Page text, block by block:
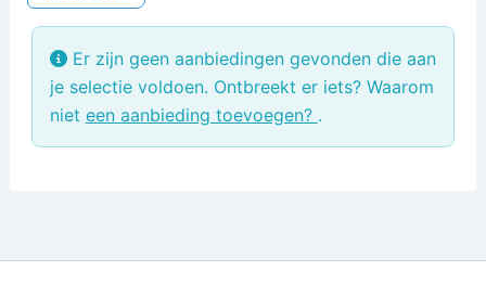
Er zijn geen aanbiedingen gevonden die aan
je selectie voldoen. Ontbreekt er iets? Waarom
niet een aanbieding toevoegen? .